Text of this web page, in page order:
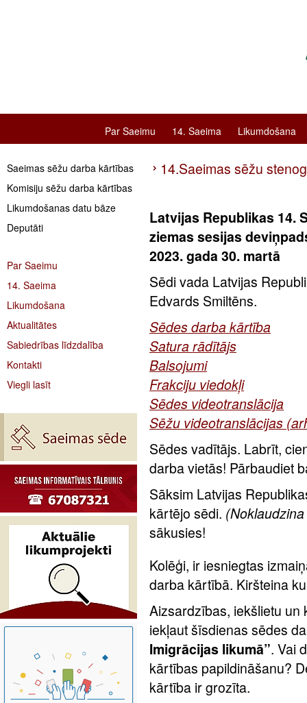
Par Saeimu 14. Saeima Likumdošana
Saeimas sēžu darba kārtības
Komisiju sēžu darba kārtības
Likumdošanas datu bāze
Deputāti
Par Saeimu
14. Saeima
Likumdošana
Aktualitātes
Sabiedrības līdzdalība
Kontakti
Viegli lasīt
14.Saeimas sēžu
Latvijas Republikas 14.
ziemas sesijas
2023. gada 30. martā
Sēdi vada Latvijas
Edvards Smiltēns.
Sēdes darba kārtība
Satura rādītājs
Balsojumi
Frakciju viedokļi
Sēdes videotranslācija
Sēžu videotranslācijas
Sēdes vadītājs. Labrīt,
darba vietās! Pārbaudiet
Sāksim Latvijas
kārtējo sēdi.
sākusies!
Kolēģi, ir iesniegtas
darba kārtībā. Kiršteina
Aizsardzības, iekšlietu
iekļaut šīsdienas sēdes
Imigrācijas likumā”. Vai
kārtības papildināšanu?
kārtība ir grozīta.